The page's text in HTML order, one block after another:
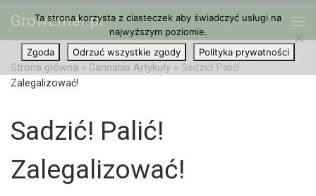
Przejdź do treści
GrowEnter.pl
Strona główna » Cannabis Artykuły » Sadzić! Palić!
Zalegalizować!
Sadzić! Palić!
Zalegalizować!
Ta strona korzysta z ciasteczek aby świadczyć usługi na
najwyższym poziomie.
Zgoda
Odrzuć wszystkie zgody Polityka prywatności